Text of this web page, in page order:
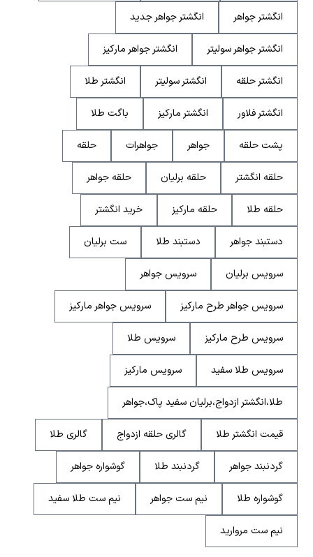
انگشتر جواهر انگشتر جواهر جدید
انگشتر جواهر سولیتر انگشتر جواهر مارکیز
انگشتر حلقه انگشتر سولیتر انگشتر طلا
انگشتر فلاور انگشتر مارکیز باگت طلا
پشت حلقه جواهر جواهرات حلقه
حلقه انگشتر حلقه برلیان حلقه جواهر
حلقه طلا حلقه مارکیز خرید انگشتر
دستبند جواهر دستبند طلا ست برلیان
سرویس برلیان سرویس جواهر
سرویس جواهر طرح مارکیز سرویس جواهر مارکیز
سرویس طرح مارکیز سرویس طلا
سرویس طلا سفید سرویس مارکیز
طلا،انگشتر ازدواج،برلیان سفید پاک،جواهر
قیمت انگشتر طلا گالری حلقه ازدواج گالری طلا
گردنبند جواهر گردنبند طلا گوشواره جواهر
گوشواره طلا نیم ست جواهر نیم ست طلا سفید
نیم ست مروارید